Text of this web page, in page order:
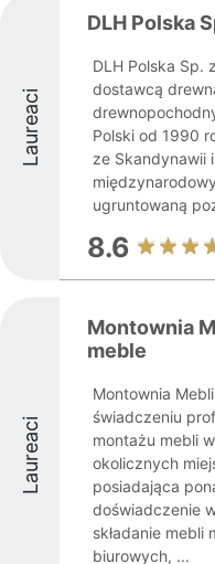
Laureaci
DLH Polska
DLH Polska Sp.
dostawcą
Polski od 1990
ze Skandynawii
ugruntowaną
8.6
Laureaci
Montownia
meble
Montownia
świadczeniu
montażu mebli
okolicznych
posiadająca
doświadczenie
składanie mebli
biurowych, ...